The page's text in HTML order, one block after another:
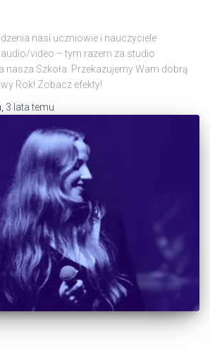
nasi uczniowie i nauczyciele
video – tym razem za studio
nasza Szkoła. Przekazujemy Wam dobrą
Rok! Zobacz efekty!
, 3 latatemu